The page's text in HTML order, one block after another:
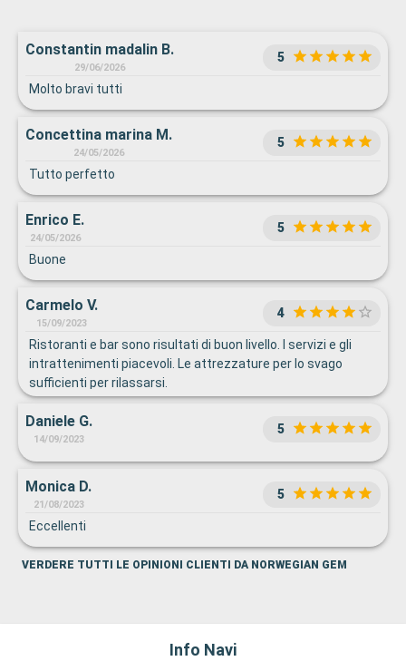
Constantin madalin B.
29/06/2026
5
Molto bravi tutti
Concettina marina M.
24/05/2026
5
Tutto perfetto
Enrico E.
24/05/2026
5
Buone
Carmelo V.
15/09/2023
4
Ristoranti e bar sono risultati di buon livello. I servizi e gli
intrattenimenti piacevoli. Le attrezzature per lo svago
sufficienti per rilassarsi.
Daniele G.
14/09/2023
5
Monica D.
21/08/2023
5
Eccellenti
VERDERE TUTTI LE OPINIONI CLIENTI DA NORWEGIAN GEM
Info Navi